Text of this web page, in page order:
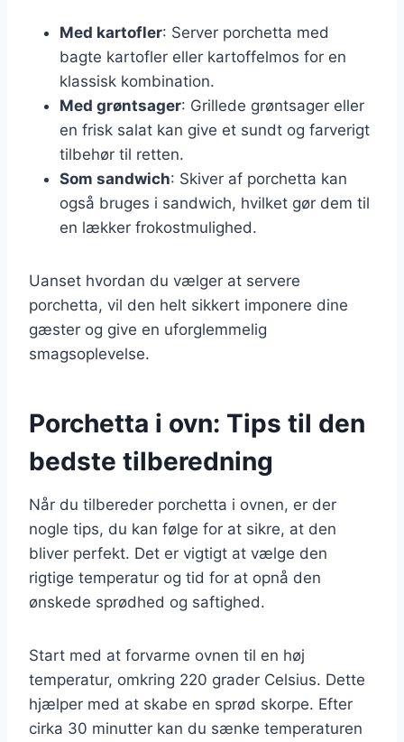
Med kartofler: Server porchetta med
bagte kartofler eller kartoffelmos for en
klassisk kombination.
Med grøntsager: Grillede grøntsager eller
en frisk salat kan give et sundt og farverigt
tilbehør til retten.
Som sandwich: Skiver af porchetta kan
også bruges i sandwich, hvilket gør dem til
en lækker frokostmulighed.
Uanset hvordan du vælger at servere
porchetta, vil den helt sikkert imponere dine
gæster og give en uforglemmelig
smagsoplevelse.
Porchetta i ovn: Tips til den
bedste tilberedning
Når du tilbereder porchetta i ovnen, er der
nogle tips, du kan følge for at sikre, at den
bliver perfekt. Det er vigtigt at vælge den
rigtige temperatur og tid for at opnå den
ønskede sprødhed og saftighed.
Start med at forvarme ovnen til en høj
temperatur, omkring 220 grader Celsius. Dette
hjælper med at skabe en sprød skorpe. Efter
cirka 30 minutter kan du sænke temperaturen